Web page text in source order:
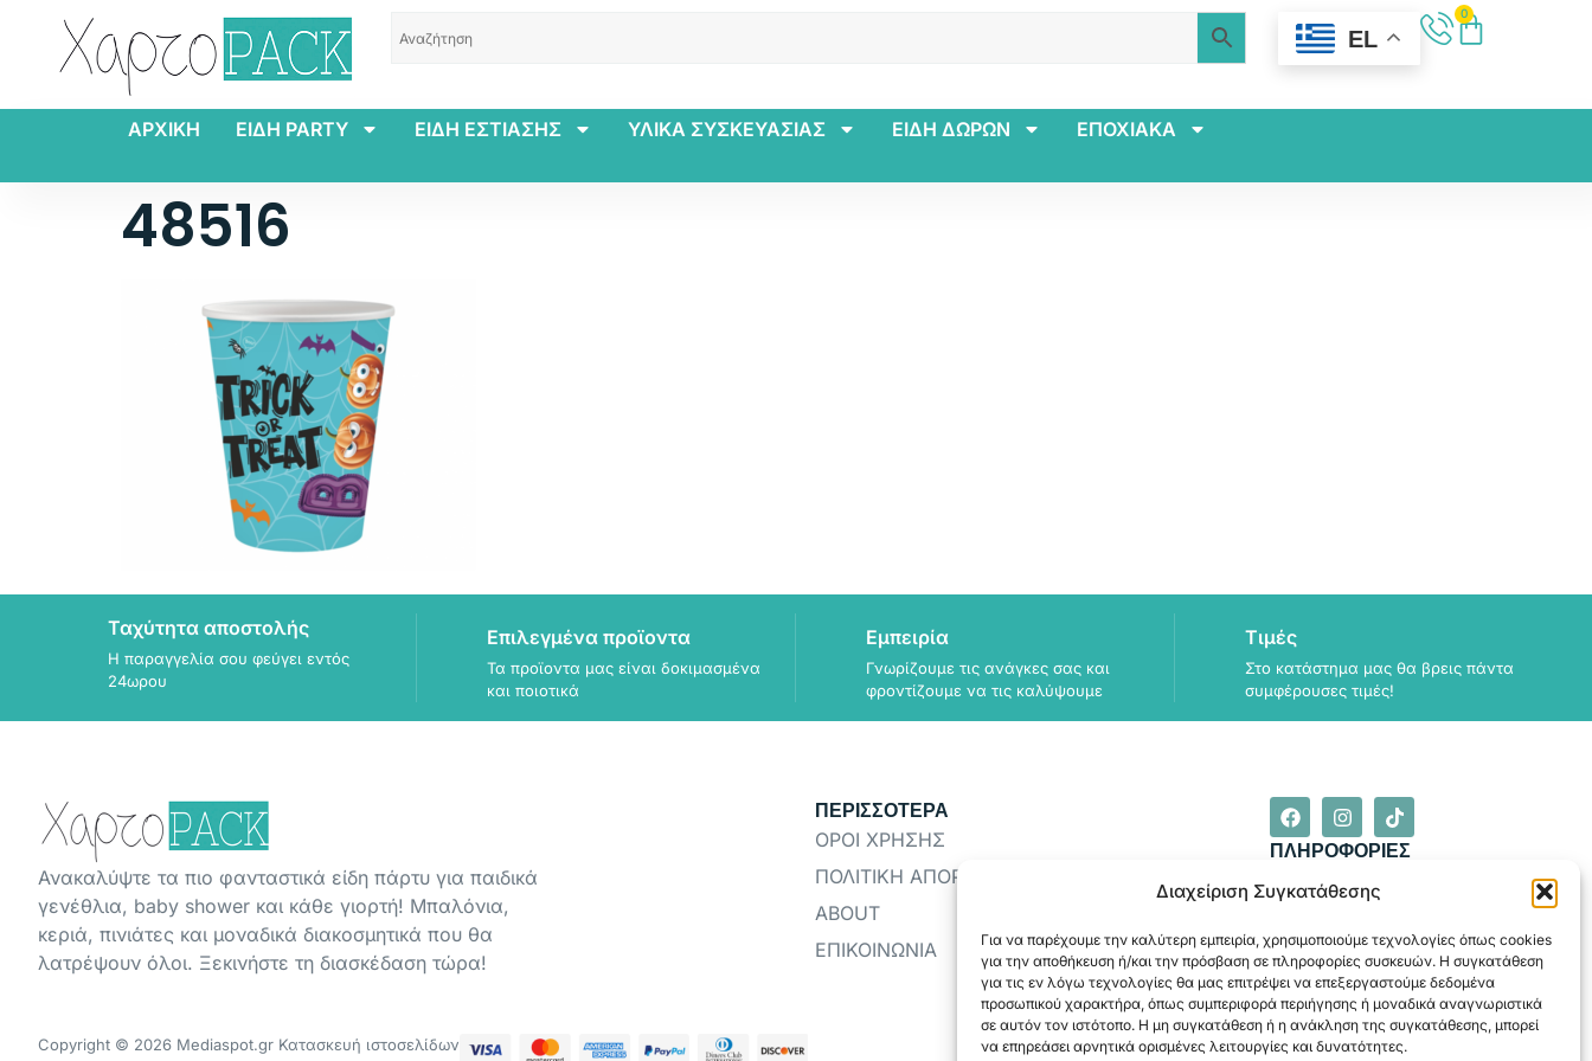
Διαχείριση Συγκατάθεσης
Για να παρέχουμε την καλύτερη εμπειρία, χρησιμοποιούμε τεχνολογίες όπως cookies
για την αποθήκευση ή/και την πρόσβαση σε πληροφορίες συσκευών. Η συγκατάθεση
για τις εν λόγω τεχνολογίες θα μας επιτρέψει να επεξεργαστούμε δεδομένα
προσωπικού χαρακτήρα, όπως συμπεριφορά περιήγησης ή μοναδικά αναγνωριστικά
σε αυτόν τον ιστότοπο. Η μη συγκατάθεση ή η ανάκληση της συγκατάθεσης, μπορεί
να επηρεάσει αρνητικά ορισμένες λειτουργίες και δυνατότητες.
EL
0
ΑΡΧΙΚΗ ΕΙΔΗ PARTY ΕΙΔΗ ΕΣΤΙΑΣΗΣ ΥΛΙΚΑ ΣΥΣΚΕΥΑΣΙΑΣ ΕΙΔΗ ΔΩΡΩΝ ΕΠΟΧΙΑΚΑ
48516
Ταχύτητα αποστολής
Η παραγγελία σου φεύγει εντός
24ωρου
Επιλεγμένα προϊοντα
Τα προϊοντα μας είναι δοκιμασμένα
και ποιοτικά
Εμπειρία
Γνωρίζουμε τις ανάγκες σας και
φροντίζουμε να τις καλύψουμε
Τιμές
Στο κατάστημα μας θα βρεις πάντα
συμφέρουσες τιμές!
Ανακαλύψτε τα πιο φανταστικά είδη πάρτυ για παιδικά
γενέθλια, baby shower και κάθε γιορτή! Μπαλόνια,
κεριά, πινιάτες και μοναδικά διακοσμητικά που θα
λατρέψουν όλοι. Ξεκινήστε τη διασκέδαση τώρα!
ΠΕΡΙΣΣΟΤΕΡΑ
ΟΡΟΙ ΧΡΗΣΗΣ
ΠΟΛΙΤΙΚΗ ΑΠΟΡΡΗΤΟΥ
ABOUT
ΕΠΙΚΟΙΝΩΝΙΑ
ΠΛΗΡΟΦΟΡΙΕΣ
ΑΠΟΣΤΟΛΗ
Copyright © 2026 Mediaspot.gr Κατασκευή ιστοσελίδων